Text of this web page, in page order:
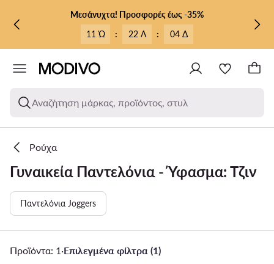
ΜΕΤΆΒΑΣΗ ΣΤΟ ΚΎΡΙΟ ΠΕΡΙΕΧΌΜΕΝΟ
ΜΕΤΆΒΑΣΗ ΣΤΗΝ ΑΝΑΖΉΤΗΣΗ
Μεσάνυχτα! Προσφορές έως -35%
11 Ώ
: 22 Λ : 04 Δ
Αναζήτηση μάρκας, προϊόντος, στυλ
Ρούχα
Γυναικεία Παντελόνια - Ύφασμα: Τζιν
Παντελόνια Joggers
Προϊόντα: 1 ·Επιλεγμένα φίλτρα (1)